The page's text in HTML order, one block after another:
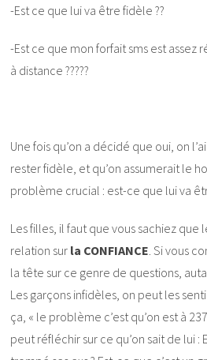
-Est ce que lui va être fidèle ??
-Est ce que mon forfait sms est assez
à distance ?????
Une fois qu’on a décidé que oui, on
rester fidèle, et qu’on assumerait le
problème crucial : est-ce que lui va
Les filles, il faut que vous sachiez que
relation sur la CONFIANCE. Si vous
la tête sur ce genre de questions,
Les garçons infidèles, on peut les
ça, « le problème c’est qu’on est à
peut réfléchir sur ce qu’on sait de lui :